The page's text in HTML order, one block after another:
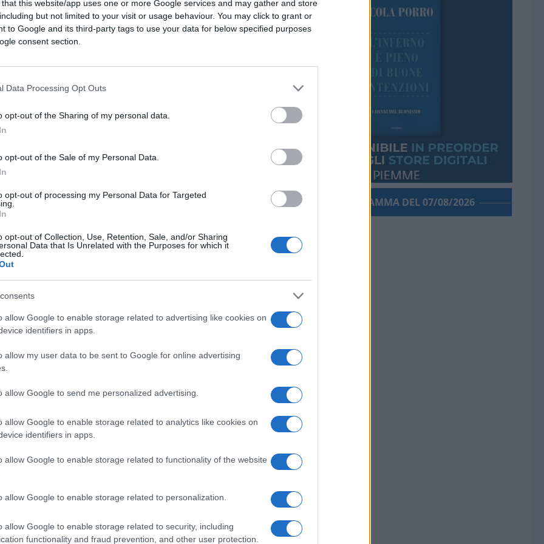
that this website/app uses one or more Google services and may gather and store
but not limited to your visit or usage behaviour. You may click to grant or
to Google and its third-party tags to use your data for below specified purposes
consent section.
Data Processing Opt Outs
opt-out of the Sharing of my personal data.
opt-out of the Sale of my Personal Data.
opt-out of processing my Personal Data for Targeted
opt-out of Collection, Use, Retention, Sale, and/or Sharing
Data that Is Unrelated with the Purposes for which it
allow Google to enable storage related to advertising like cookies on
identifiers in apps.
allow my user data to be sent to Google for online advertising
allow Google to send me personalized advertising.
allow Google to enable storage related to analytics like cookies on
identifiers in apps.
allow Google to enable storage related to functionality of the website
allow Google to enable storage related to personalization.
allow Google to enable storage related to security, including
functionality and fraud prevention, and other user protection.
Così abbiamo
& Sustainability Officer del
"La comunicazione digitale ha
il flusso informativo”. E questo ha
, Chief Corporate Affairs,
Ferrovie dello Stato Italiane, non
gestisce quotidianamente attraverso il
protagonisti dell’informazione, prima
il paradigma della comunicazione,
la nostra che muove ogni giorno 10mila
momento fa i conti anche con 1300
PORROGRAMMA DEL 07/08/2026